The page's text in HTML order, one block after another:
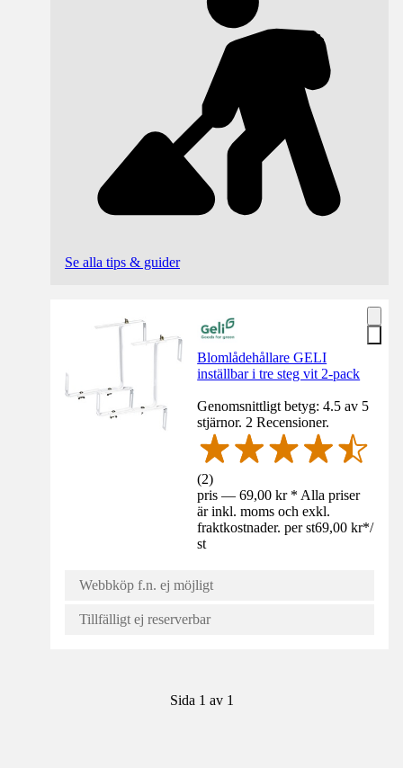
Se alla tips & guider
Blomlådehållare GELI
inställbar i tre steg vit 2-pack
Genomsnittligt betyg: 4.5 av 5
stjärnor. 2 Recensioner.
(2)
pris — 69,00 kr * Alla priser
är inkl. moms och exkl.
fraktkostnader. per st69,00 kr*/
st
Webbköp f.n. ej möjligt
Tillfälligt ej reserverbar
Sida 1 av 1